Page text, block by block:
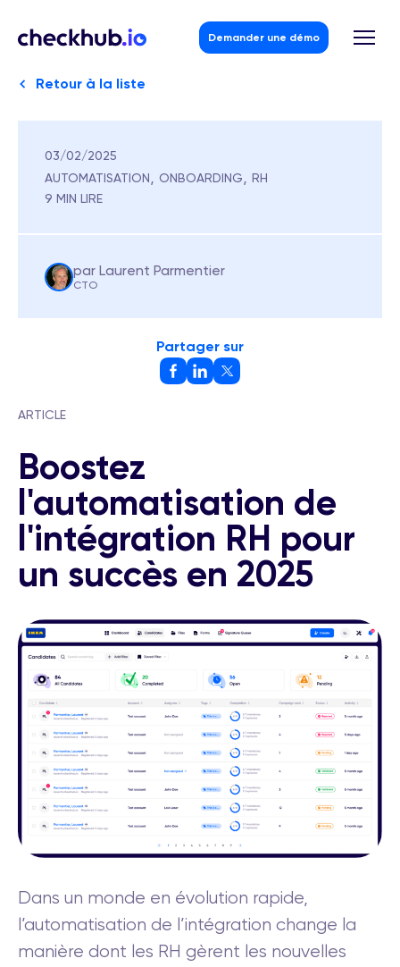
content
Demander une démo
Retour à la liste
03/02/2025
AUTOMATISATION, ONBOARDING, RH
9 MIN LIRE
par Laurent Parmentier
CTO
Partager sur
ARTICLE
Boostez
l'automatisation de
l'intégration RH pour
un succès en 2025
Dans un monde en évolution rapide,
l’automatisation de l’intégration change la
manière dont les RH gèrent les nouvelles